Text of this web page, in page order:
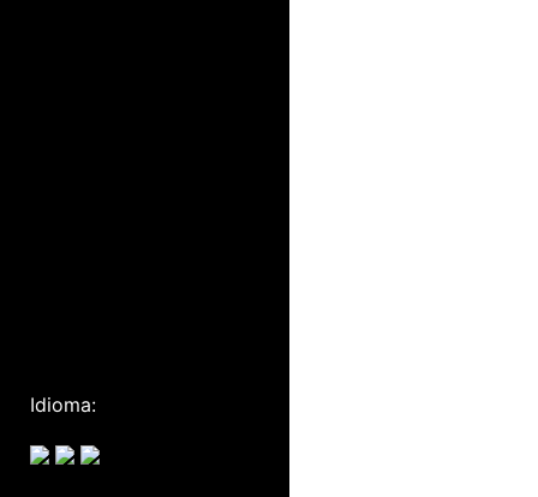
Idioma: